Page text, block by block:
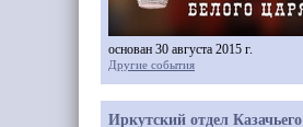
основан 30 августа 2015 г.
Другие события
Иркутский отдел Казачьего